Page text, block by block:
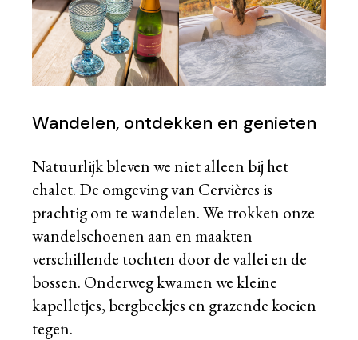
Wandelen, ontdekken en genieten
Natuurlijk bleven we niet alleen bij het
chalet. De omgeving van Cervières is
prachtig om te wandelen. We trokken onze
wandelschoenen aan en maakten
verschillende tochten door de vallei en de
bossen. Onderweg kwamen we kleine
kapelletjes, bergbeekjes en grazende koeien
tegen.